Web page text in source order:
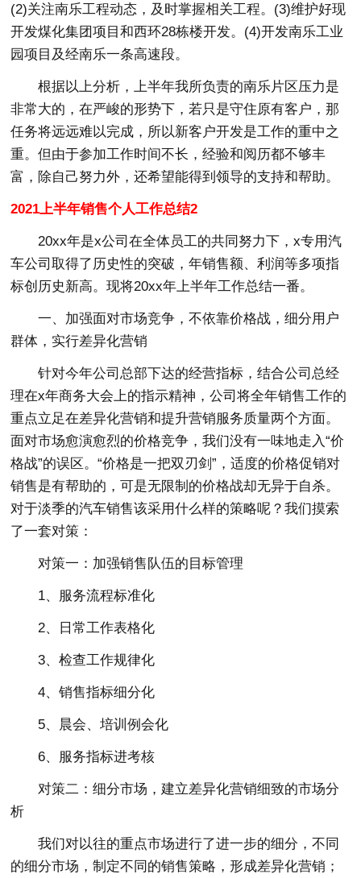
(2)关注南乐工程动态，及时掌握相关工程。(3)维护好现
开发煤化集团项目和西环28栋楼开发。(4)开发南乐工业
园项目及经南乐一条高速段。
根据以上分析，上半年我所负责的南乐片区压力是
非常大的，在严峻的形势下，若只是守住原有客户，那
任务将远远难以完成，所以新客户开发是工作的重中之
重。但由于参加工作时间不长，经验和阅历都不够丰
富，除自己努力外，还希望能得到领导的支持和帮助。
2021上半年销售个人工作总结2
20xx年是x公司在全体员工的共同努力下，x专用汽
车公司取得了历史性的突破，年销售额、利润等多项指
标创历史新高。现将20xx年上半年工作总结一番。
一、加强面对市场竞争，不依靠价格战，细分用户
群体，实行差异化营销
针对今年公司总部下达的经营指标，结合公司总经
理在x年商务大会上的指示精神，公司将全年销售工作的
重点立足在差异化营销和提升营销服务质量两个方面。
面对市场愈演愈烈的价格竞争，我们没有一味地走入“价
格战”的误区。“价格是一把双刃剑”，适度的价格促销对
销售是有帮助的，可是无限制的价格战却无异于自杀。
对于淡季的汽车销售该采用什么样的策略呢？我们摸索
了一套对策：
对策一：加强销售队伍的目标管理
1、服务流程标准化
2、日常工作表格化
3、检查工作规律化
4、销售指标细分化
5、晨会、培训例会化
6、服务指标进考核
对策二：细分市场，建立差异化营销细致的市场分
析
我们对以往的重点市场进行了进一步的细分，不同
的细分市场，制定不同的销售策略，形成差异化营销；